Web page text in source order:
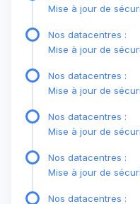
Mise à jour de
Nos datacentres :
Mise à jour de
Nos datacentres :
Mise à jour de
Nos datacentres :
Mise à jour de
Nos datacentres :
Mise à jour de
Nos datacentres :